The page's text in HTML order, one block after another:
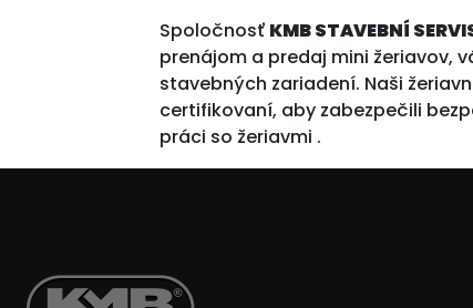
Spoločnosť KMB STAVEBNÍ
prenájom a predaj mini žeriavov,
stavebných zariadení. Naši
certifikovaní, aby zabezpečili
práci so žeriavmi .